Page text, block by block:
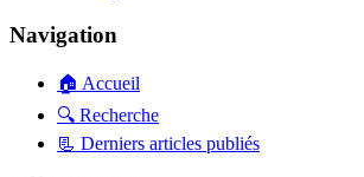
Navigation
🏠 Accueil
🔍 Recherche
📃 Derniers articles publiés